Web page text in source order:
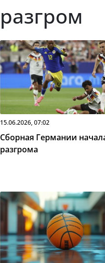
разгром
15.06.2026, 07:02
Сборная Германии
разгрома